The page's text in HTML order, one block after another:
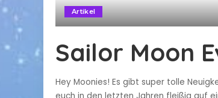
Artikel
Sailor Moon
Hey Moonies! Es gibt super tolle